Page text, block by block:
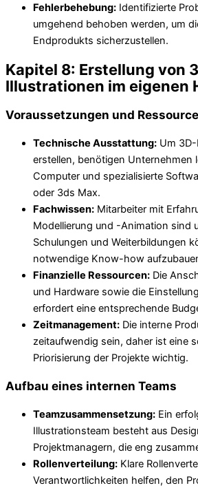
Fehlerbehebung: Identifizierte
umgehend behoben werden, um
Endprodukts sicherzustellen.
Kapitel 8: Erstellung von
Illustrationen im eigenen
Voraussetzungen und
Technische Ausstattung: Um
erstellen, benötigen Unternehmen
Computer und spezialisierte
oder 3ds Max.
Fachwissen: Mitarbeiter mit
Modellierung und -Animation sind
Schulungen und Weiterbildungen
notwendige Know-how
Finanzielle Ressourcen: Die
und Hardware sowie die
erfordert eine entsprechende
Zeitmanagement: Die interne
zeitaufwendig sein, daher ist eine
Priorisierung der Projekte wichtig.
Aufbau eines internen Teams
Teamzusammensetzung: Ein
Illustrationsteam besteht aus
Projektmanagern, die eng
Rollenverteilung: Klare
Verantwortlichkeiten helfen, den